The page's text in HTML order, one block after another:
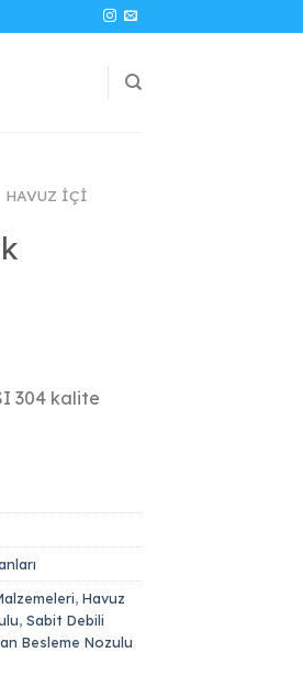
HAVUZ İÇI
304 kalite
, Havuz
, Sabit Debili
Besleme Nozulu